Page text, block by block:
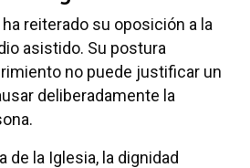
ha reiterado su oposición a la
asistido. Su postura
no puede justificar un
deliberadamente la
de la Iglesia, la dignidad